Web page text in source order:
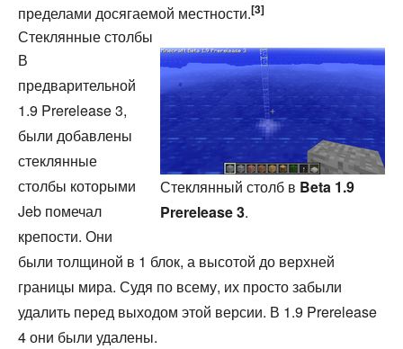
пределами досягаемой местности.[3]
Стеклянные столбы
Стеклянный столб в Beta 1.9
Prerelease 3.
В
предварительной
1.9 Prerelease 3,
были добавлены
стеклянные
столбы которыми
Jeb помечал
крепости. Они
были толщиной в 1 блок, а высотой до верхней
границы мира. Судя по всему, их просто забыли
удалить перед выходом этой версии. В 1.9 Prerelease
4 они были удалены.